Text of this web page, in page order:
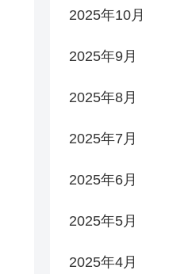
2025年10月
2025年9月
2025年8月
2025年7月
2025年6月
2025年5月
2025年4月